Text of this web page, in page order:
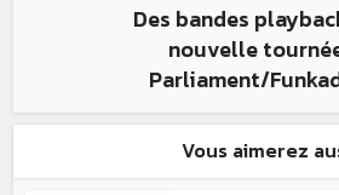
Des bandes
nouvelle
Parliament/
Vous aimerez